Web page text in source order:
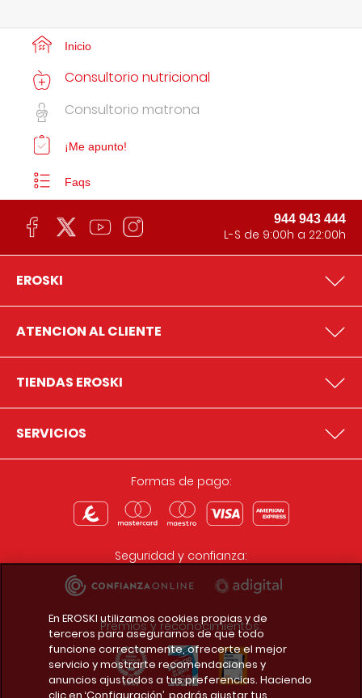
Inicio
Consultorio nutricional
Consultorio matrona
¡Me apunto!
Faqs
944 943 444
L-S de 9:00h a 22:00h
EROSKI
ATENCION AL CLIENTE
TIENDAS EROSKI
SERVICIOS
Formas de pago:
Seguridad y confianza:
Premios y reconocimientos:
En EROSKI utilizamos cookies propias y de
terceros para asegurarnos de que todo
funcione correctamente, ofrecerte el mejor
servicio y mostrarte recomendaciones y
anuncios ajustados a tus preferencias. Haciendo
clic en ‘Configuración’, podrás ajustar tus